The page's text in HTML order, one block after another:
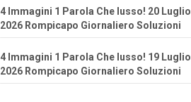
4 Immagini 1 Parola Che lusso! 20 Luglio
2026 Rompicapo Giornaliero Soluzioni
4 Immagini 1 Parola Che lusso! 19 Luglio
2026 Rompicapo Giornaliero Soluzioni